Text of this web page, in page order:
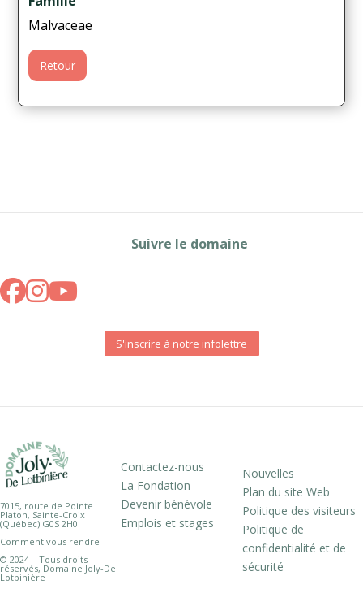
Malvaceae
Retour
Suivre le domaine
S'inscrire à notre infolettre
7015, route de Pointe
Platon, Sainte-Croix
(Québec) G0S 2H0
Comment vous rendre
© 2024 – Tous droits
réservés, Domaine Joly-De
Lotbinière
Contactez-nous
La Fondation
Devenir bénévole
Emplois et stages
Nouvelles
Plan du site Web
Politique des visiteurs
Politique de
confidentialité et de
sécurité